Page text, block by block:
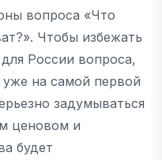
вопроса «Что
Чтобы избежать
России вопроса,
на самой первой
задумываться
ценовом и
будет